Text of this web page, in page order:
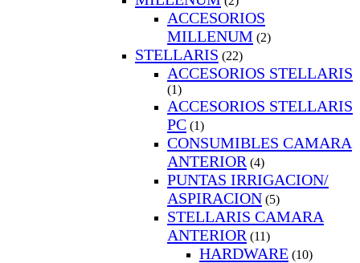
ACCESORIOS
MILLENUM (2)
STELLARIS (22)
ACCESORIOS STELLARIS
(1)
ACCESORIOS STELLARIS
PC (1)
CONSUMIBLES CAMARA
ANTERIOR (4)
PUNTAS IRRIGACION/
ASPIRACION (5)
STELLARIS CAMARA
ANTERIOR (11)
HARDWARE (10)